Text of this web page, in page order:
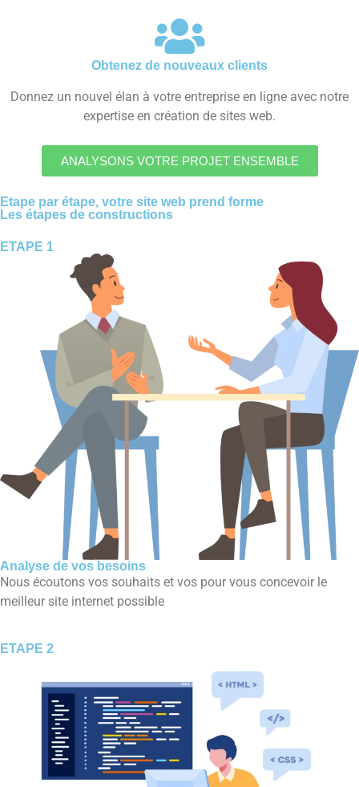
Obtenez de nouveaux clients
Donnez un nouvel élan à votre entreprise en ligne avec notre
expertise en création de sites web.
ANALYSONS VOTRE PROJET ENSEMBLE
Etape par étape, votre site web prend forme
Les étapes de constructions
ETAPE 1
Analyse de vos besoins
Nous écoutons vos souhaits et vos pour vous concevoir le
meilleur site internet possible
ETAPE 2